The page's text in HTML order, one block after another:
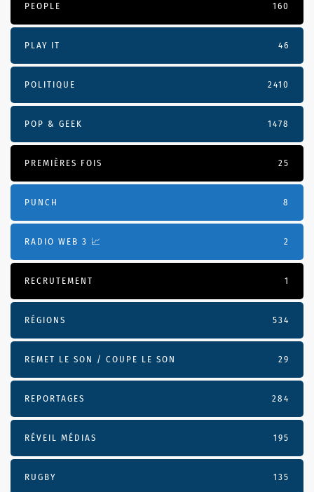
PEOPLE 160
PLAY IT 46
POLITIQUE 2410
POP & GEEK 1478
PREMIÈRES FOIS 25
PUNCH 8
RADIO WEB 3 📈 2
RECRUTEMENT 1
RÉGIONS 534
REMET LE SON / COUPE LE SON 29
REPORTAGES 284
RÉVEIL MÉDIAS 195
RUGBY 135